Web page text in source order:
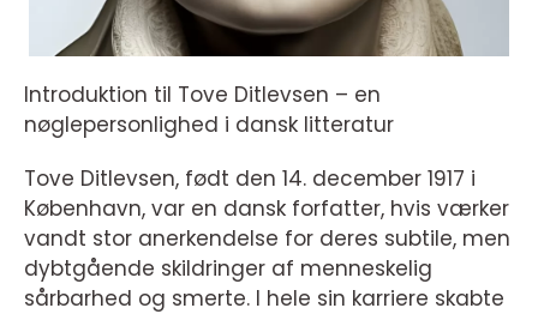
Introduktion til Tove Ditlevsen – en
nøglepersonlighed i dansk litteratur
Tove Ditlevsen, født den 14. december 1917 i
København, var en dansk forfatter, hvis værker
vandt stor anerkendelse for deres subtile, men
dybtgående skildringer af menneskelig
sårbarhed og smerte. I hele sin karriere skabte